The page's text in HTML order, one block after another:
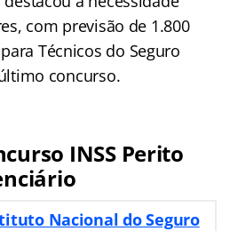
com previsão de 1.800
Técnicos do Seguro
concurso.
INSS Perito
Nacional do Seguro